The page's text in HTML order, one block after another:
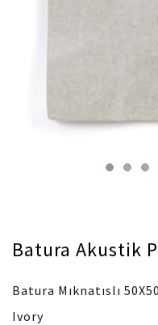
Batura Akustik
Batura Mıknatıslı
Ivory